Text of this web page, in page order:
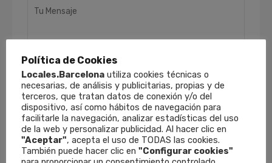
He leído y acepto laPolítica de Privacidad
Finalidades: Responder a sus solicitudes y
remitirle información comercial de nuestros
productos y servicios, incluso por medios
electrónicos.Derechos : Puede retirar su
Política de Cookies
Locales.Barcelona utiliza cookies técnicas o
necesarias, de análisis y publicitarias, propias y de
terceros, que tratan datos de conexión y/o del
dispositivo, así como hábitos de navegación para
facilitarle la navegación, analizar estadísticas del uso
de la web y personalizar publicidad. Al hacer clic en
"Aceptar", acepta el uso de TODAS las cookies.
También puede hacer clic en "Configurar cookies"